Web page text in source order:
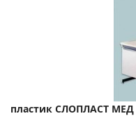
пластик СЛОПЛАСТ МЕД